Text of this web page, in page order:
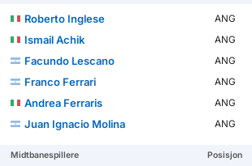
Roberto Inglese ANG
Ismail Achik
ANG
Facundo Lescano
ANG
Franco Ferrari
ANG
Andrea Ferraris
ANG
Juan Ignacio Molina
ANG
Midtbanespillere Posisjon